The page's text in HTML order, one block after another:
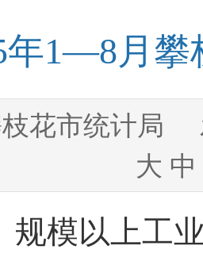
年1—8月攀
花市统计局
大 中
模以上工业